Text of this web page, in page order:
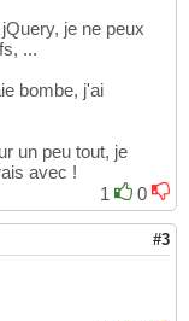
je ne peux
...
bombe, j'ai
un peu tout, je
avec !
1
0
#3